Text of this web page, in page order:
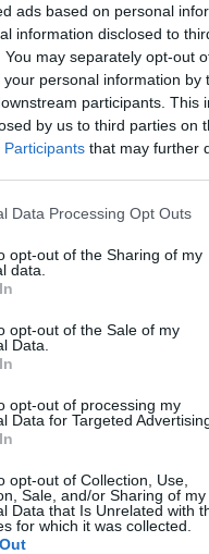
ads based on personal
information disclosed to
You may separately opt-out
your personal information by
participants. This
by us to third parties on
Participants that may further
Data Processing Opt Outs
opt-out of the Sharing of my
data.
opt-out of the Sale of my
Data.
opt-out of processing my
Data for Targeted
opt-out of Collection, Use,
Sale, and/or Sharing of my
Data that Is Unrelated with
for which it was collected.
El Farmacéuticocomo
informado con las últimas